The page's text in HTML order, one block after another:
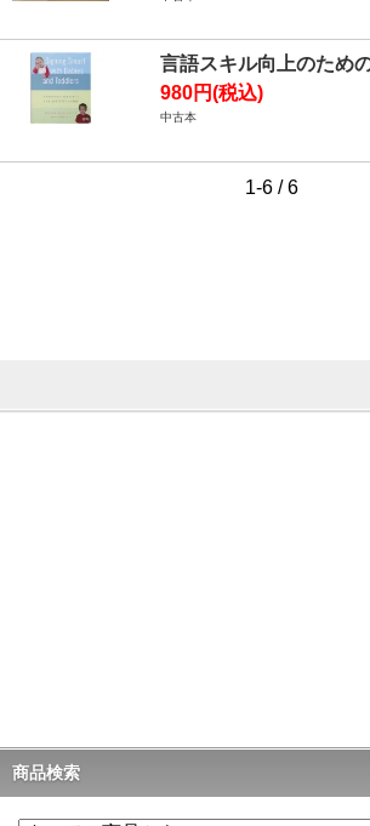
言語スキル向上のため
980円(税込)
中古本
1-6 / 6
商品検索